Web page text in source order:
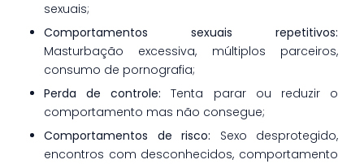
sexuais;
Comportamentos sexuais repetitivos:
Masturbação excessiva, múltiplos parceiros,
consumo de pornografia;
Perda de controle: Tenta parar ou reduzir o
comportamento mas não consegue;
Comportamentos de risco: Sexo desprotegido,
encontros com desconhecidos, comportamento